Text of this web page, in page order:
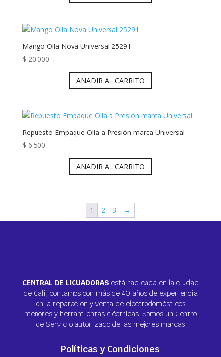
Mango Olla Nova Universal 25291
$ 20.000
AÑADIR AL CARRITO
Repuesto Empaque Olla a Presión marca Universal
$ 6.500
AÑADIR AL CARRITO
1 2 3 →
CENTRAL DE LICUADORAS está radicada en la ciudad
de Cali, contamos con más de 40 años de experiencia
en la reparación y venta de electrodomésticos
menores y herramientas eléctricas. Somos un Centro
de Servicio autorizado de las mejores marcas
Políticas y Condiciones